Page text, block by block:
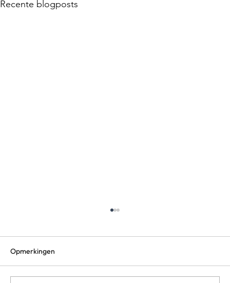
Recente blogposts
Opmerkingen